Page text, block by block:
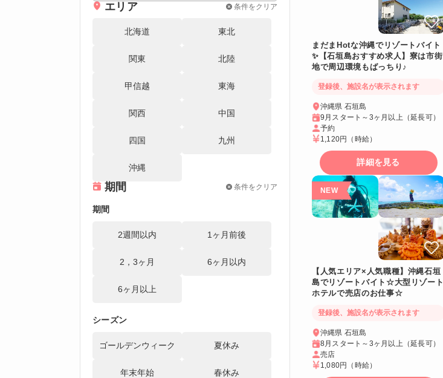
エリア 条件をクリア
北海道 東北
関東 北陸
甲信越 東海
関西 中国
四国 九州
沖縄
期間 条件をクリア
期間
2週間以内 1ヶ月前後
2，3ヶ月 6ヶ月以内
6ヶ月以上
シーズン
ゴールデンウィーク 夏休み
年末年始 春休み
まだまHotな沖縄でリゾートバイト
✨【石垣島おすすめ求人】寮は市街
地で周辺環境もばっちり♪
登録後、施設名が表示されます
沖縄県 石垣島
9月スタート～3ヶ月以上（延長可）
予約
1,120円 （時給）
詳細を見る
【人気エリア×人気職種】沖縄石垣
島でリゾートバイト☆大型リゾート
ホテルで売店のお仕事☆
登録後、施設名が表示されます
沖縄県 石垣島
8月スタート～3ヶ月以上（延長可）
売店
1,080円 （時給）